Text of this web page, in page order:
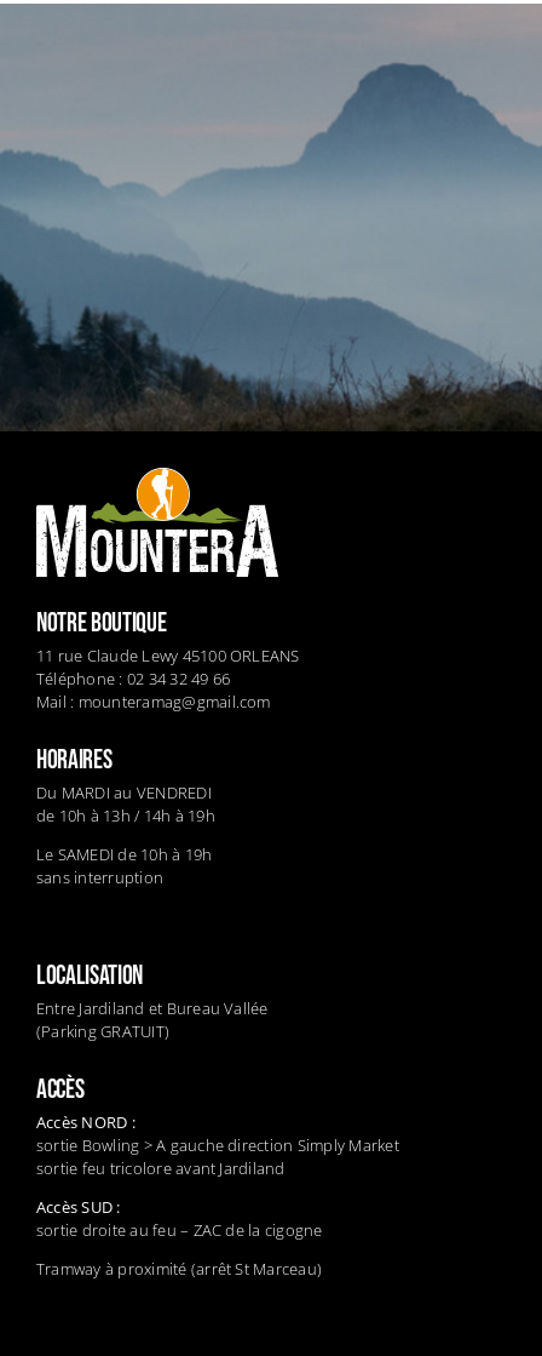
NOTRE BOUTIQUE
11 rue Claude Lewy 45100 ORLEANS
Téléphone : 02 34 32 49 66
Mail : mounteramag@gmail.com
HORAIRES
Du MARDI au VENDREDI
de 10h à 13h / 14h à 19h
Le SAMEDI de 10h à 19h
sans interruption
LOCALISATION
Entre Jardiland et Bureau Vallée
(Parking GRATUIT)
ACCÈS
Accès NORD :
sortie Bowling > A gauche direction Simply Market
sortie feu tricolore avant Jardiland
Accès SUD :
sortie droite au feu – ZAC de la cigogne
Tramway à proximité (arrêt St Marceau)